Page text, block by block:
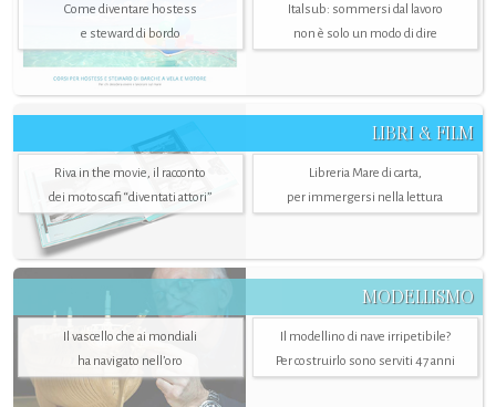
Come diventare hostess
e steward di bordo
Italsub: sommersi dal lavoro
non è solo un modo di dire
LIBRI & FILM
Riva in the movie, il racconto
dei motoscafi “diventati attori”
Libreria Mare di carta,
per immergersi nella lettura
MODELLISMO
Il vascello che ai mondiali
ha navigato nell’oro
Il modellino di nave irripetibile?
Per costruirlo sono serviti 47 anni